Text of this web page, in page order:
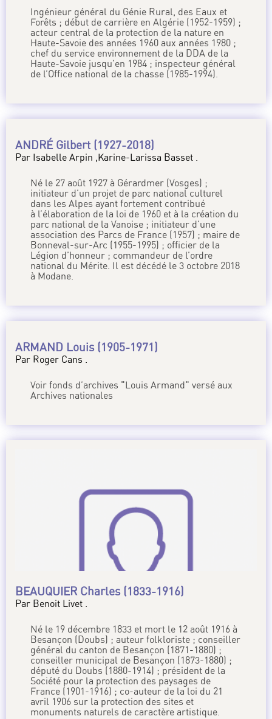
Ingénieur général du Génie Rural, des Eaux et
Forêts ; début de carrière en Algérie (1952-1959) ;
acteur central de la protection de la nature en
Haute-Savoie des années 1960 aux années 1980 ;
chef du service environnement de la DDA de la
Haute-Savoie jusqu’en 1984 ; inspecteur général
de l’Office national de la chasse (1985-1994).
ANDRÉ Gilbert (1927-2018)
Par Isabelle Arpin ,Karine-Larissa Basset .
Né le 27 août 1927 à Gérardmer (Vosges) ;
initiateur d’un projet de parc national culturel
dans les Alpes ayant fortement contribué
à l’élaboration de la loi de 1960 et à la création du
parc national de la Vanoise ; initiateur d’une
association des Parcs de France (1957) ; maire de
Bonneval-sur-Arc (1955-1995) ; officier de la
Légion d’honneur ; commandeur de l’ordre
national du Mérite. Il est décédé le 3 octobre 2018
à Modane.
ARMAND Louis (1905-1971)
Par Roger Cans .
Voir fonds d’archives "Louis Armand" versé aux
Archives nationales
BEAUQUIER Charles (1833-1916)
Par Benoit Livet .
Né le 19 décembre 1833 et mort le 12 août 1916 à
Besançon (Doubs) ; auteur folkloriste ; conseiller
général du canton de Besançon (1871-1880) ;
conseiller municipal de Besançon (1873-1880) ;
député du Doubs (1880-1914) ; président de la
Société pour la protection des paysages de
France (1901-1916) ; co-auteur de la loi du 21
avril 1906 sur la protection des sites et
monuments naturels de caractère artistique.